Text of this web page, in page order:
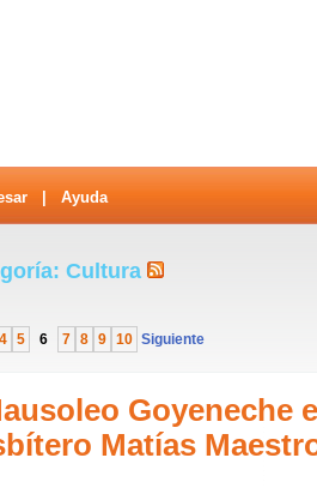
Ayuda
Cultura
4 5 6 7 8 9 10 Siguiente
Goyeneche
Matías